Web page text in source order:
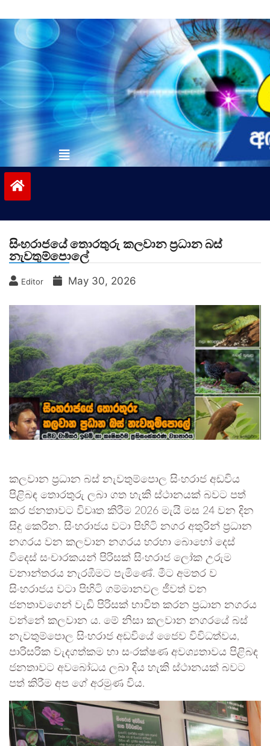
to
contentvinivida.lk
සිංහරාජයේ තොරතුරු කලවාන ප්‍රධාන බස්
නැවතුම්පොලේ
Editor May 30, 2026
කලවාන ප්‍රධාන බස් නැවතුම්පොල සිංහරාජ අඩවිය
පිළිබඳ තොරතුරු ලබා ගත හැකි ස්ථානයක් බවට පත්
කර ජනතාවට විවෘත කිරීම 2026 මැයි මස 24 වන දින
සිදු කෙරින. සිංහරාජය වටා පිහිටි නගර අතුරින් ප්‍රධාන
නගරය වන කලවාන නගරය හරහා බොහෝ දෙස්
විදෙස් සංචාරකයන් පිරිසක් සිංහරාජ ලෝක උරුම
වනාන්තරය නැරඹීමට පැමිණේ. මීට අමතර ව
සිංහරාජය වටා පිහිටි ගම්මානවල ජීවත් වන
ජනතාවගෙන් වැඩි පිරිසක් භාවිත කරන ප්‍රධාන නගරය
වන්නේ කලවාන ය. මේ නිසා කලවාන නගරයේ බස්
නැවතුම්පොල සිංහරාජ අඩවියේ ජෛව විවිධත්වය,
පාරිසරික වැදගත්කම හා සංරක්ෂණ අවශ්‍යතාවය පිළිබඳ
ජනතාවට අවබෝධය ලබා දිය හැකි ස්ථානයක් බවට
පත් කිරීම අප ගේ අරමුණ විය.